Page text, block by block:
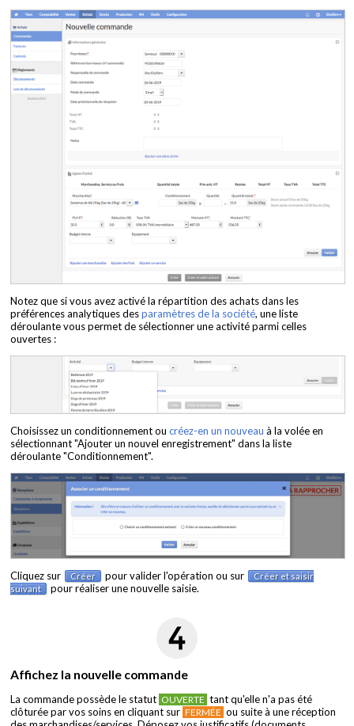
Notez que si vous avez activé la répartition des achats dans les
préférences analytiques desparamètres de la société, une liste
déroulante vous permet de sélectionner une activité parmi celles
ouvertes :
Choisissez un conditionnement ou créez-en un nouveau à la volée en
sélectionnant "Ajouter un nouvel enregistrement" dans la liste
déroulante "Conditionnement".
Cliquez sur Créer pour valider l'opération ou sur
Créer et saisir
suivant
pour réaliser une nouvelle saisie.
Affichez la nouvelle commande
La commande possède le statut OUVERTE tant qu'elle n'a pas été
clôturée par vos soins en cliquant sur FERMÉE ou suite à une réception